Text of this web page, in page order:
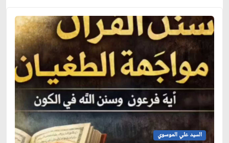
السيد علي الموسوي